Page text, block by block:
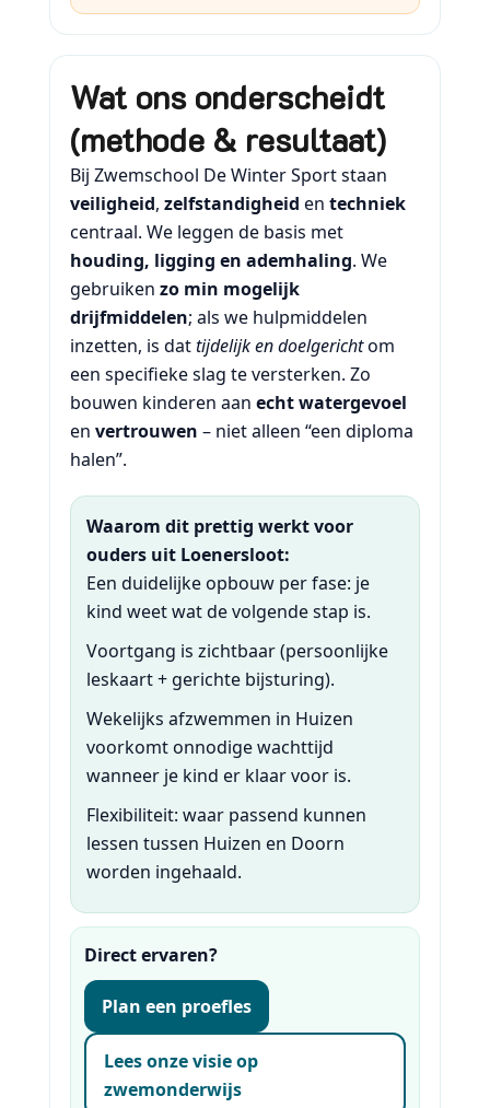
Wat ons onderscheidt
(methode & resultaat)
Bij Zwemschool De Winter Sport staan
veiligheid, zelfstandigheid en techniek
centraal. We leggen de basis met
houding, ligging en ademhaling. We
gebruiken zo min mogelijk
drijfmiddelen; als we hulpmiddelen
inzetten, is dattijdelijk en doelgerichtom
een specifieke slag te versterken. Zo
bouwen kinderen aan echt watergevoel
en vertrouwen – niet alleen “een diploma
halen”.
Waarom dit prettig werkt voor
ouders uit Loenersloot:
Een duidelijke opbouw per fase: je
kind weet wat de volgende stap is.
Voortgang is zichtbaar (persoonlijke
leskaart + gerichte bijsturing).
Wekelijks afzwemmen in Huizen
voorkomt onnodige wachttijd
wanneer je kind er klaar voor is.
Flexibiliteit: waar passend kunnen
lessen tussen Huizen en Doorn
worden ingehaald.
Direct ervaren?
Plan een proefles
Lees onze visie op
zwemonderwijs